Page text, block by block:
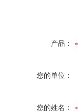
产品：
您的单位：
您的姓名：